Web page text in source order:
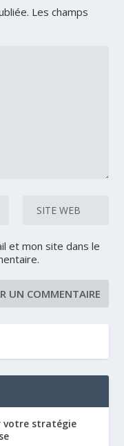
Les champs
et mon site dans le
votre stratégie